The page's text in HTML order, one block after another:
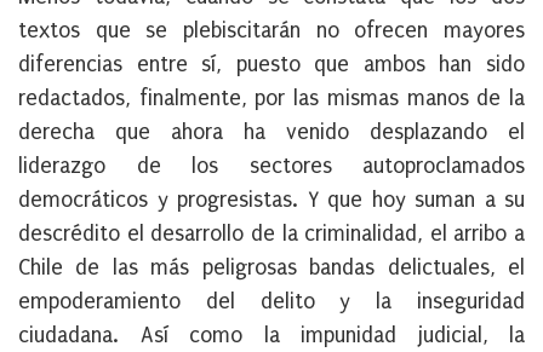
textos que se plebiscitarán no ofrecen mayores
diferencias entre sí, puesto que ambos han sido
redactados, finalmente, por las mismas manos de la
derecha que ahora ha venido desplazando el
liderazgo de los sectores autoproclamados
democráticos y progresistas. Y que hoy suman a su
descrédito el desarrollo de la criminalidad, el arribo a
Chile de las más peligrosas bandas delictuales, el
empoderamiento del delito y la inseguridad
ciudadana. Así como la impunidad judicial, la